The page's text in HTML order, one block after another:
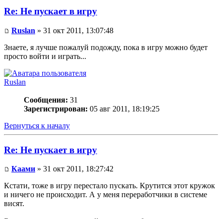
Re: Не пускает в игру
Ruslan » 31 окт 2011, 13:07:48
Знаете, я лучше пожалуй подожду, пока в игру можно будет
просто войти и играть...
Ruslan
Сообщения: 31
Зарегистрирован: 05 авг 2011, 18:19:25
Вернуться к началу
Re: Не пускает в игру
Каами » 31 окт 2011, 18:27:42
Кстати, тоже в игру перестало пускать. Крутится этот кружок
и ничего не происходит. А у меня переработчики в системе
висят.